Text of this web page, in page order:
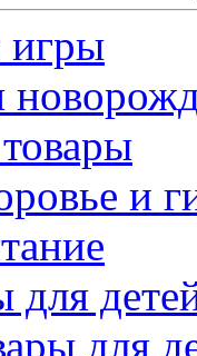
и
для
для